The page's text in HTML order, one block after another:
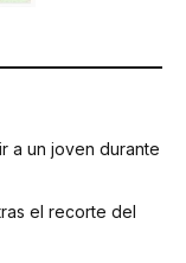
a un joven durante
el recorte del